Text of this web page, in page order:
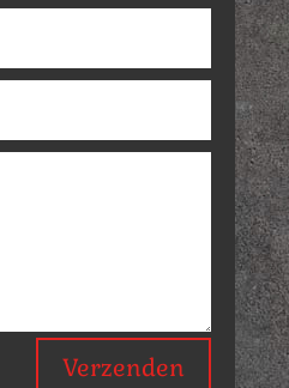
Verzenden